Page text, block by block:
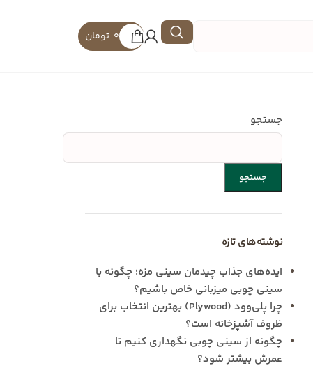
تومان 0
جستجو
جستجو
نوشته‌های تازه
ایده‌های جذاب چیدمان سینی مزه؛ چگونه با
سینی چوبی میزبانی خاص باشیم؟
چرا پلی‌وود (Plywood) بهترین انتخاب برای
ظروف آشپزخانه است؟
چگونه از سینی چوبی نگهداری کنیم تا
عمرش بیشتر شود؟